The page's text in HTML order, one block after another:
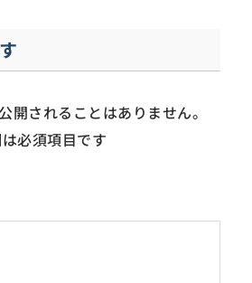
開されることはありません。
必須項目です